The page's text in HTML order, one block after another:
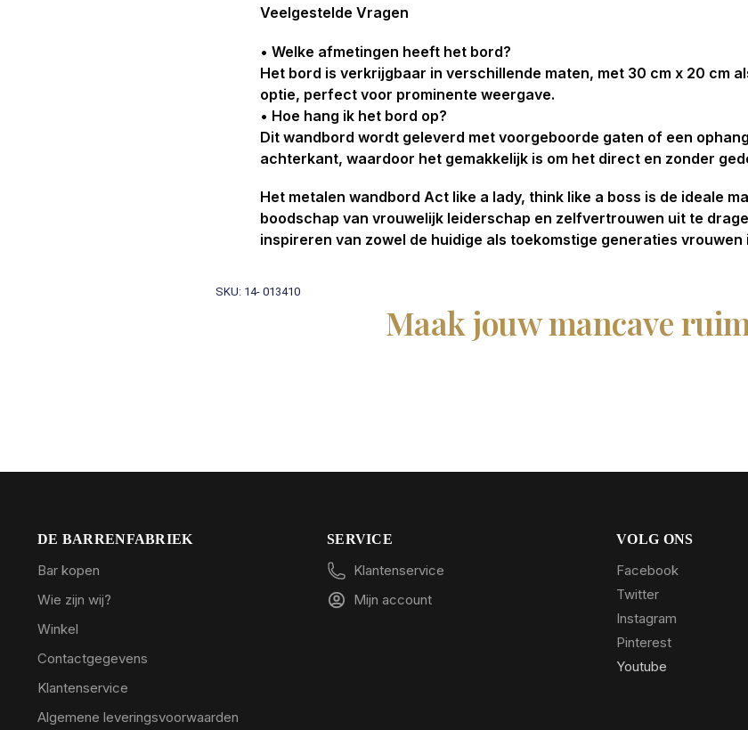
Veelgestelde Vragen
• Welke afmetingen heeft het bord?
Het bord is verkrijgbaar in verschillende maten, met 30 cm x 20 cm
optie, perfect voor prominente weergave.
• Hoe hang ik het bord op?
Dit wandbord wordt geleverd met voorgeboorde gaten of een
achterkant, waardoor het gemakkelijk is om het direct en zonder
Het metalen wandbord Act like a lady, think like a boss is de ideale
boodschap van vrouwelijk leiderschap en zelfvertrouwen uit te
inspireren van zowel de huidige als toekomstige generaties vrouwen
SKU: 14- 013410
Maak jouw mancave
DE BARRENFABRIEK
Bar kopen
Wie zijn wij?
Winkel
Contactgegevens
Klantenservice
Algemene leveringsvoorwaarden
SERVICE
Klantenservice
Mijn account
VOLG ONS
Facebook
Twitter
Instagram
Pinterest
Youtube